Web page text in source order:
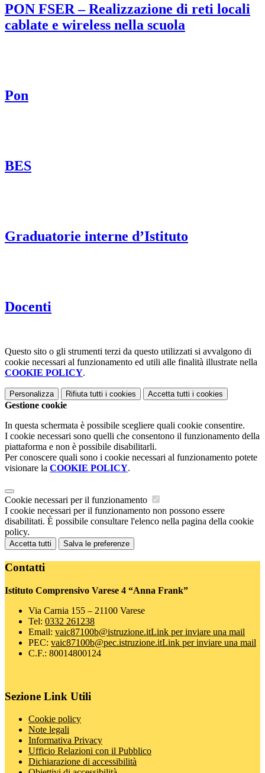
PON FSER – Realizzazione di reti locali
cablate e wireless nella scuola
Pon
BES
Graduatorie interne d’Istituto
Docenti
Questo sito o gli strumenti terzi da questo utilizzati si avvalgono di
cookie necessari al funzionamento ed utili alle finalità illustrate nella
COOKIE POLICY.
Personalizza Rifiuta tutti i cookies Accetta tutti i cookies
Gestione cookie
In questa schermata è possibile scegliere quali cookie consentire.
I cookie necessari sono quelli che consentono il funzionamento della
piattaforma e non è possibile disabilitarli.
Per conoscere quali sono i cookie necessari al funzionamento potete
visionare la COOKIE POLICY.
Cookie necessari per il funzionamento
I cookie necessari per il funzionamento non possono essere
disabilitati. È possibile consultare l'elenco nella pagina della cookie
policy.
Accetta tutti Salva le preferenze
Contatti
Istituto Comprensivo Varese 4 “Anna Frank”
Via Carnia 155 – 21100 Varese
Tel: 0332 261238
Email: vaic87100b@istruzione.itLink per inviare una mail
PEC: vaic87100b@pec.istruzione.itLink per inviare una mail
C.F.: 80014800124
Sezione Link Utili
Cookie policy
Note legali
Informativa Privacy
Ufficio Relazioni con il Pubblico
Dichiarazione di accessibilità